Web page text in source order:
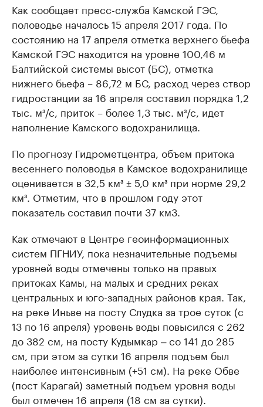
Как сообщает пресс-служба Камской ГЭС,
половодье началось 15 апреля 2017 года. По
состоянию на 17 апреля отметка верхнего бьефа
Камской ГЭС находится на уровне 100,46 м
Балтийской системы высот (БС), отметка
нижнего бьефа – 86,72 м БС, расход через створ
гидростанции за 16 апреля составил порядка 1,2
тыс. м³/с, приток – более 1,3 тыс. м³/с, идет
наполнение Камского водохранилища.
По прогнозу Гидрометцентра, объем притока
весеннего половодья в Камское водохранилище
оценивается в 32,5 км³ ± 5,0 км³ при норме 29,2
км³. Отметим, что в прошлом году этот
показатель составил почти 37 км3.
Как отмечают в Центре геоинформационных
систем ПГНИУ, пока незначительные подъемы
уровней воды отмечены только на правых
притоках Камы, на малых и средних реках
центральных и юго-западных районов края. Так,
на реке Иньве на посту Слудка за трое суток (с
13 по 16 апреля) уровень воды повысился с 262
до 382 см, на посту Кудымкар ‒ со 141 до 285
см, при этом за сутки 16 апреля подъем был
наиболее интенсивным (+51 см). На реке Обве
(пост Карагай) заметный подъем уровня воды
был отмечен 16 апреля (18 см за сутки).